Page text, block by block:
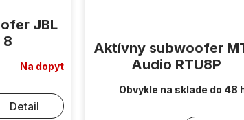
JBL
8
Na dopyt
Detail
Aktívny subwoofer
Audio RTU8P
Obvykle na sklade do 48